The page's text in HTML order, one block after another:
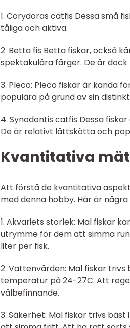
1. Corydoras catfis Dessa små
tåliga och aktiva.
2. Betta fis Betta fiskar, också
spektakulära färger. De är
3. Pleco: Pleco fiskar är kända
populära på grund av sin
4. Synodontis catfis Dessa
De är relativt lättskötta och
Kvantitativa
Att förstå de kvantitativa
med denna hobby. Här är
1. Akvariets storlek: Mal fiskar
utrymme för dem att simma
liter per fisk.
2. Vattenvärden: Mal fiskar
temperatur på 24-27C. Att
välbefinnande.
3. Säkerhet: Mal fiskar trivs